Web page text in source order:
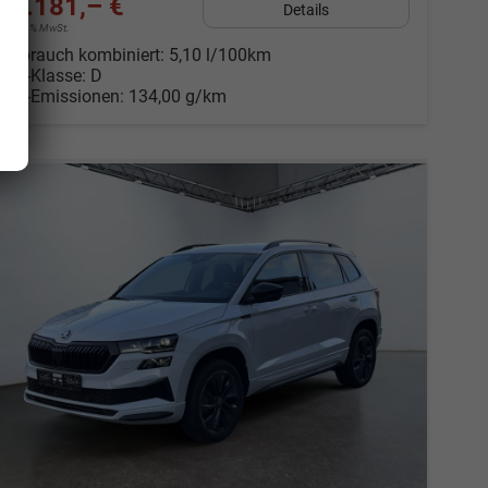
36.181,– €
incl. 19% MwSt.
Details
Verbrauch kombiniert: 5,10 l/100km
-Klasse: D
-Emissionen: 134,00 g/km